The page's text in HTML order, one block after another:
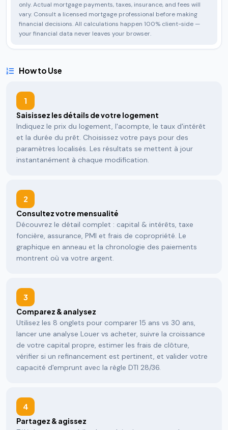
only. Actual mortgage payments, taxes, insurance, and fees will
vary. Consult a licensed mortgage professional before making
financial decisions. All calculations happen 100% client-side —
your financial data never leaves your browser.
How to Use
1
Saisissez les détails de votre logement
Indiquez le prix du logement, l'acompte, le taux d'intérêt
et la durée du prêt. Choisissez votre pays pour des
paramètres localisés. Les résultats se mettent à jour
instantanément à chaque modification.
2
Consultez votre mensualité
Découvrez le détail complet : capital & intérêts, taxe
foncière, assurance, PMI et frais de copropriété. Le
graphique en anneau et la chronologie des paiements
montrent où va votre argent.
3
Comparez & analysez
Utilisez les 8 onglets pour comparer 15 ans vs 30 ans,
lancer une analyse Louer vs acheter, suivre la croissance
de votre capital propre, estimer les frais de clôture,
vérifier si un refinancement est pertinent, et valider votre
capacité d'emprunt avec la règle DTI 28/36.
4
Partagez & agissez